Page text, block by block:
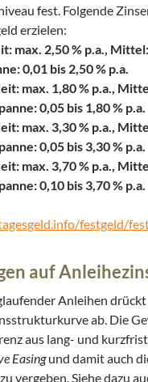
fest. Folgende
erzielen:
max. 2,50 % p.a.,
0,01 bis 2,50 % p.a.
max. 1,80 % p.a.,
0,05 bis 1,80 % p.a.
max. 3,30 % p.a.,
0,05 bis 3,30 % p.a.
max. 3,70 % p.a.,
0,10 bis 3,70 % p.a.
festgeld/
auf
Anleihen
ab. Die
aus lang- und
Easingund damit auch
vergeben. Siehe dazu